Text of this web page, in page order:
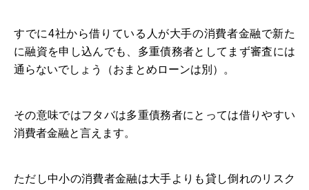
すでに4社から借りている人が大手の消費者金融で新た
に融資を申し込んでも、多重債務者としてまず審査には
通らないでしょう（おまとめローンは別）。
その意味ではフタバは多重債務者にとっては借りやすい
消費者金融と言えます。
ただし中小の消費者金融は大手よりも貸し倒れのリスク